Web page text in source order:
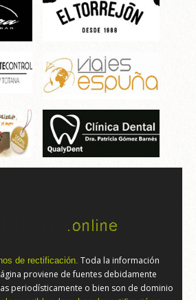
de rectificación. Toda la información
proviene de fuentes debidamente
periodísticamente o bien son de dominio